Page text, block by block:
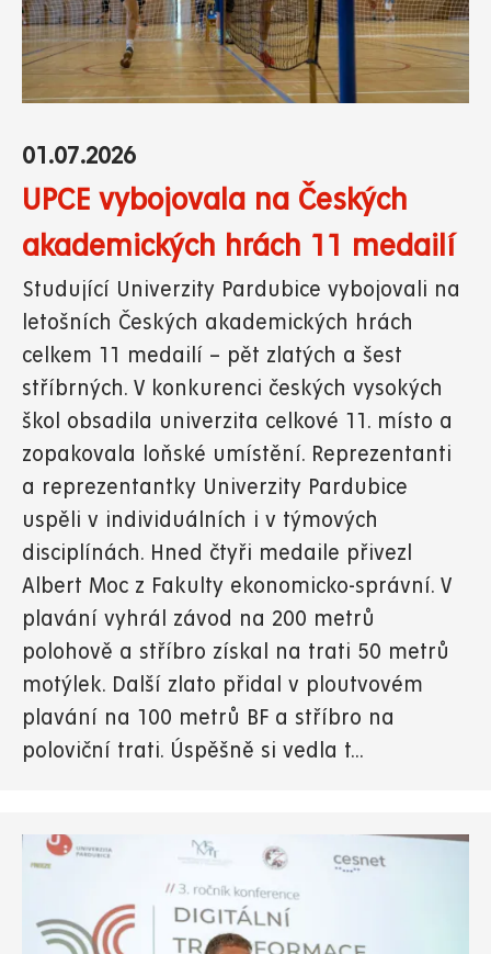
01.07.2026
UPCE vybojovala na Českých
akademických hrách 11 medailí
Studující Univerzity Pardubice vybojovali na
letošních Českých akademických hrách
celkem 11 medailí – pět zlatých a šest
stříbrných. V konkurenci českých vysokých
škol obsadila univerzita celkové 11. místo a
zopakovala loňské umístění. Reprezentanti
a reprezentantky Univerzity Pardubice
uspěli v individuálních i v týmových
disciplínách. Hned čtyři medaile přivezl
Albert Moc z Fakulty ekonomicko-správní. V
plavání vyhrál závod na 200 metrů
polohově a stříbro získal na trati 50 metrů
motýlek. Další zlato přidal v ploutvovém
plavání na 100 metrů BF a stříbro na
poloviční trati. Úspěšně si vedla t...